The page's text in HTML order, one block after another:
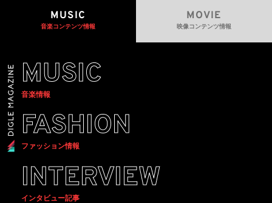
MUSIC
音楽コンテンツ情報
MOVIE
映像コンテンツ情報
MUSIC
音楽情報
FASHION
ファッション情報
INTERVIEW
インタビュー記事